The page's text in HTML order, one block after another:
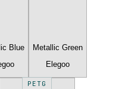
Blue
Metallic Green
Elegoo
PETG